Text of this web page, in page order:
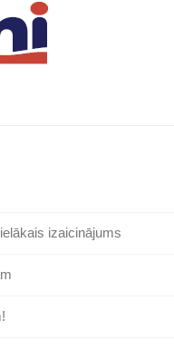
izaicinājums